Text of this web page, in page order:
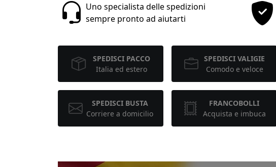
Uno specialista delle spedizioni
sempre pronto ad aiutarti
SPEDISCI PACCO
Italia ed estero
SPEDISCI VALIGIE
Comodo e veloce
SPEDISCI BUSTA
Corriere a domicilio
FRANCOBOLLI
Acquista e imbuca